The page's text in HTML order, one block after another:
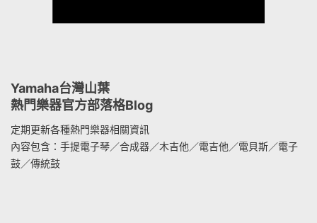
Yamaha台灣山葉
熱門樂器官方部落格Blog
定期更新各種熱門樂器相關資訊
內容包含：手提電子琴／合成器／木吉他／電吉他／電貝斯／電子
鼓／傳統鼓